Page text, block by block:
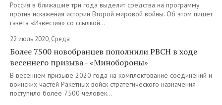
Россия в ближашие три года выделит средства на программу
против искажения истории Второй мировой войны. Об этом пишет
газета «Известия» со ссылкой...
22 июль 2020, Среда
Более 7500 новобранцев пополнили РВСН в ходе
весеннего призыва - «Минобороны»
В весеннем призыве 2020 года на комплектование соединений и
воинских частей Ракетных войск стратегического назначения
поступило более 7500 человек...